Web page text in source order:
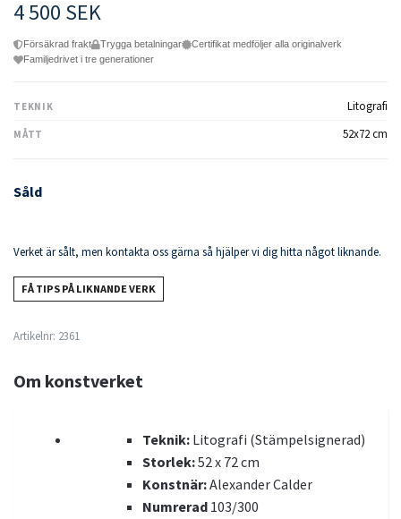
4 500 SEK
Försäkrad frakt Trygga betalningar
Certifikat medföljer alla originalverk
Familjedrivet i tre generationer
TEKNIK Litografi
MÅTT 52x72 cm
Såld
Verket är sålt, men kontakta oss gärna så hjälper vi dig hitta något liknande.
FÅ TIPS PÅ LIKNANDE VERK
Artikelnr: 2361
Om konstverket
Teknik: Litografi (Stämpelsignerad)
Storlek:52 x 72 cm
Konstnär:Alexander Calder
Numrerad 103/300